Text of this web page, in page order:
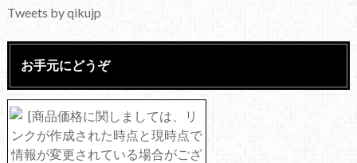
Tweets by qikujp
お手元にどうぞ